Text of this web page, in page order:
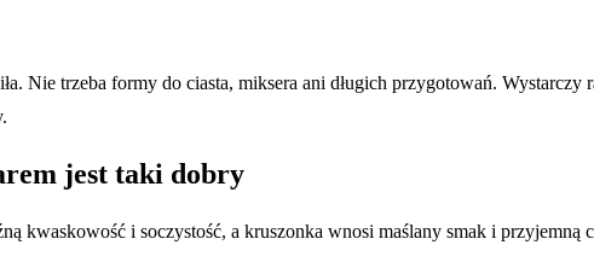
Nie trzeba formy do ciasta, miksera ani długich przygotowań.
jest taki dobry
kwaskowość i soczystość, a kruszonka wnosi maślany smak i